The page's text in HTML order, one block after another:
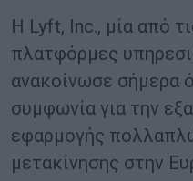
Η Lyft, Inc., μία από
πλατφόρμες
ανακοίνωσε σήμερα
συμφωνία για την
εφαρμογής
μετακίνησης στην